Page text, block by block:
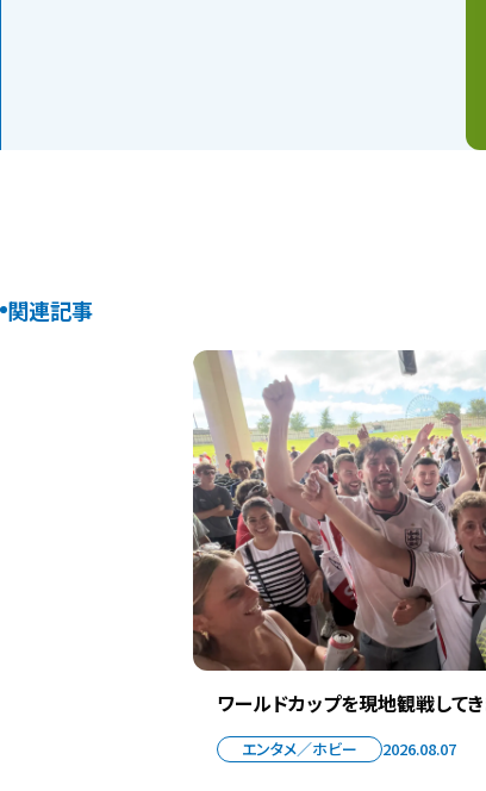
関連記事
ワールドカップを現地観戦してき
エンタメ／ホビー 2026.08.07